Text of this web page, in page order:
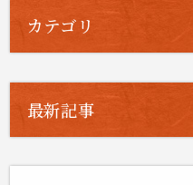
カテゴリ
最新記事